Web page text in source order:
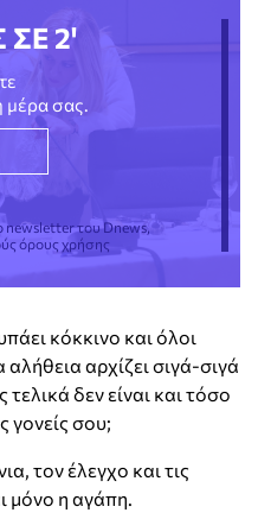
ΣΕ 2'
μέρα σας.
του Dnews,
όρους χρήσης
κόκκινο και όλοι
αλήθεια αρχίζει σιγά-σιγά
δεν είναι και τόσο
γονείς σου;
τον έλεγχο και τις
μόνο η αγάπη.